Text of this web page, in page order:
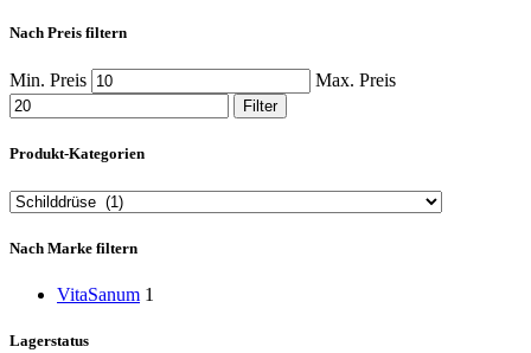
Nach Preis filtern
Min. Preis Max. Preis
Filter
Produkt-Kategorien
Nach Marke filtern
VitaSanum 1
Lagerstatus